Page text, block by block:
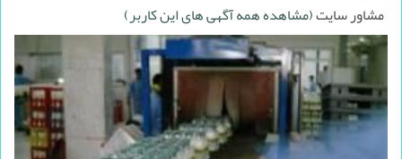
مشاور سایت(مشاهده همه آگهی های این کاربر)